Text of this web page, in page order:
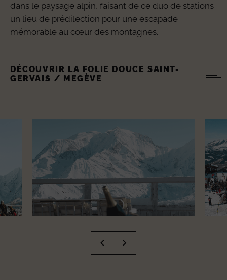
dans le paysage alpin, faisant de ce duo de stations
un lieu de prédilection pour une escapade
mémorable au cœur des montagnes.
DÉCOUVRIR LA FOLIE DOUCE SAINT-
GERVAIS / MEGÈVE